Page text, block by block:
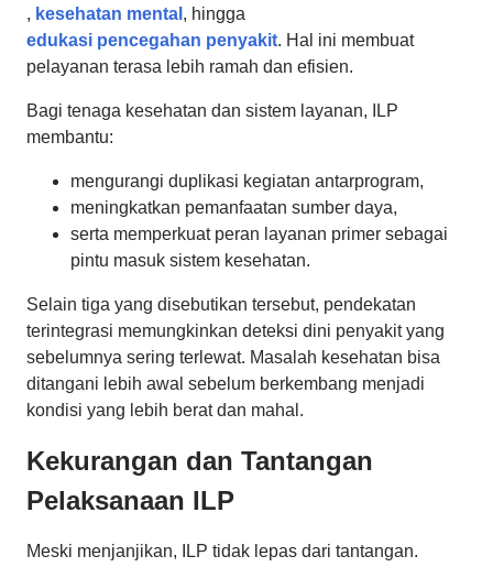
, kesehatan mental , hingga
edukasi pencegahan penyakit. Hal ini membuat
pelayanan terasa lebih ramah dan efisien.
Bagi tenaga kesehatan dan sistem layanan, ILP
membantu:
mengurangi duplikasi kegiatan antarprogram,
meningkatkan pemanfaatan sumber daya,
serta memperkuat peran layanan primer sebagai
pintu masuk sistem kesehatan.
Selain tiga yang disebutikan tersebut, pendekatan
terintegrasi memungkinkan deteksi dini penyakit yang
sebelumnya sering terlewat. Masalah kesehatan bisa
ditangani lebih awal sebelum berkembang menjadi
kondisi yang lebih berat dan mahal.
Kekurangan dan Tantangan
Pelaksanaan ILP
Meski menjanjikan, ILP tidak lepas dari tantangan.